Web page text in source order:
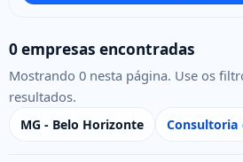
0 empresas encontradas
Mostrando 0 nesta página. Use os
resultados.
MG - Belo Horizonte Consultoria